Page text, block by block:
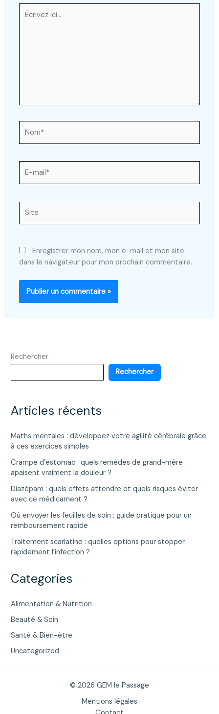
Écrivez
ici…
mail*
Enregistrer mon nom, mon e-mail et mon site
dans le navigateur pour mon prochain commentaire.
Rechercher
Rechercher
Articles récents
Maths mentales : développez votre agilité cérébrale grâce
à ces exercices simples
Crampe d’estomac : quels remèdes de grand-mère
apaisent vraiment la douleur ?
Diazépam : quels effets attendre et quels risques éviter
avec ce médicament ?
Où envoyer les feuilles de soin : guide pratique pour un
remboursement rapide
Traitement scarlatine : quelles options pour stopper
rapidement l’infection ?
Categories
Alimentation & Nutrition
Beauté & Soin
Santé & Bien-être
Uncategorized
© 2026 GEM le Passage
Mentions légales